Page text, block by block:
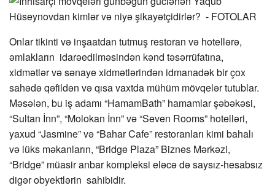
Onlar tikinti və inşaatdan tutmuş restoran və hotellərə,
əmlakların idarəedilməsindən kənd təsərrüfatına,
xidmətlər və sənaye xidmətlərindən idmanadək bir çox
sahədə qəfildən və qısa vaxtda mühüm mövqelər tutublar.
Məsələn, bu iş adamı “HamamBath” hamamlar şəbəkəsi,
“Sultan İnn”, “Molokan İnn” və “Seven Rooms” hotelləri,
yaxud “Jasmine” və “Bahar Cafe” restoranları kimi bahalı
və lüks məkanların, “Bridge Plaza” Biznes Mərkəzi,
“Bridge” müasir anbar kompleksi eləcə də saysız-hesabsız
digər obyektlərin sahibidir.